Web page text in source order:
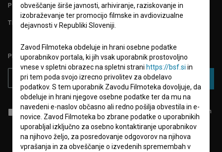
POGOSTA VPRAŠANJA
TEST FUNKCIONALNOSTI
PRIJAVITE SE NA BSF NOVIČNIK:
PRIJAVA
Sprejemamsplošne pogojein dajemsoglasjeza zbiranje, hrambo in
obdelavo osebnih podatkov.
obveščanje širše javnosti, arhiviranje, raziskovanje in
izobraževanje ter promocijo filmske in avdiovizualne
dejavnosti v Republiki Sloveniji.
Zavod Filmoteka obdeluje in hrani osebne podatke
uporabnikov portala, ki jih vsak uporabnik prostovoljno
vnese v spletni obrazec na spletni strani https://bsf.si in
pri tem poda svojo izrecno privolitev za obdelavo
podatkov. S tem uporabnik Zavodu Filmoteka dovoljuje, da
obdeluje in hrani njegove osebne podatke ter da mu na
navedeni e-naslov občasno ali redno pošilja obvestila in e-
novice. Zavod Filmoteka bo zbrane podatke o uporabnikih
uporabljal izključno za osebno kontaktiranje uporabnikov
na njihovo željo, za posredovanje odgovorov na njihova
vprašanja in za obveščanje o izvedenih spremembah v